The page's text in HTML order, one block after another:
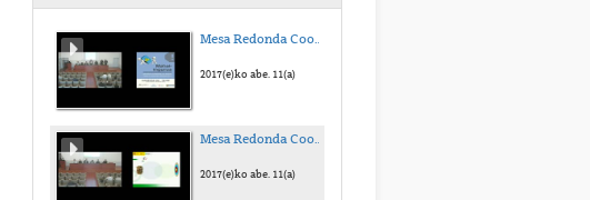
Mesa Redonda Coordinación de Actividades Empresariales-22 de Noviembre Bizkaia Aretoa-Parte 1
2017(e)ko abe. 11(a)
Mesa Redonda Coordinación de Actividades Empresariales-22 de Noviembre Bizkaia Aretoa-Parte 2
2017(e)ko abe. 11(a)